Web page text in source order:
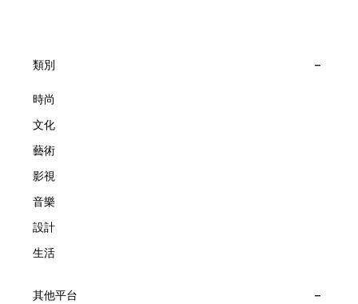
子，以及訴說時間的珠寶。每個主題展區都有精美的佈置回應
大主題展區，彰顯世家的核心價值。2010年，Van Cleef &
級鐘錶大賞（Grand Prix d'Horlogerie de Genève）中獲獎的
擁而吻。雙逆跳機芯精準驅動這場機械浪漫，讓時間不再是抽
象概念，而是心跳的律動。 故事並未完結，2025年推出的
Lady Arpels Bal des Amoureux
類別
時尚
文化
藝術
影視
音樂
設計
生活
其他平台